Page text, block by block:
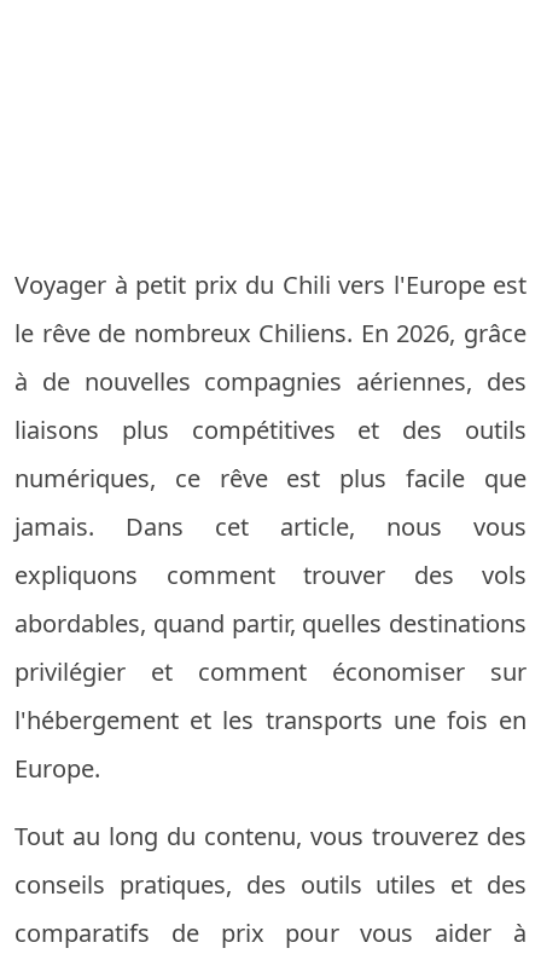
Voyager à petit prix du Chili vers l'Europe est
le rêve de nombreux Chiliens. En 2026, grâce
à de nouvelles compagnies aériennes, des
liaisons plus compétitives et des outils
numériques, ce rêve est plus facile que
jamais. Dans cet article, nous vous
expliquons comment trouver des vols
abordables, quand partir, quelles destinations
privilégier et comment économiser sur
l'hébergement et les transports une fois en
Europe.
Tout au long du contenu, vous trouverez des
conseils pratiques, des outils utiles et des
comparatifs de prix pour vous aider à